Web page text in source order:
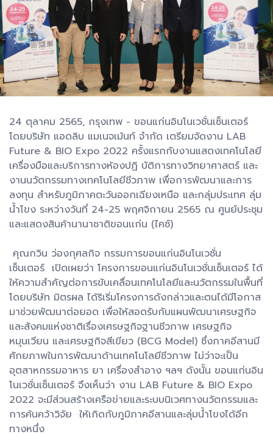
24 ตุลาคม 2565, กรุงเทพ - ขอนแก่นอินโนเวชั่นเซ็นเตอร์
โดยบริษัท แอดลิบ แมเนจเม้นท์ จำกัด เตรียมจัดงาน LAB
Future & BIO Expo 2022 ครั้งแรกกับงานแสดงเทคโนโลยี
เครื่องมือและบริการทางห้องปฏิ บัติการทางวิทยาศาสตร์ และ
งานนวัตกรรมทางเทคโนโลยีชีวภาพ เพื่อการพัฒนาและการ
ลงทุน สำหรับภูมิภาคตะวันออกเฉียงเหนือ และกลุ่มประเทศ ลุ่ม
น้ำโขง ระหว่างวันที่ 24-25 พฤศจิกายน 2565 ณ ศูนย์ประชุม
และแสดงสินค้านานาชาติขอนเเก่น (ไคซ์)
คุณกวิน ว่องกุศลกิจ กรรมการขอนแก่นอินโนเวชั่น
เซ็นเตอร์ เปิดเผยว่า โครงการขอนแก่นอินโนเวชั่นเซ็นเตอร์ ได้
ให้ความสำคัญต่อการขับเคลื่อนเทคโนโลยีและนวัตกรรมในพื้นที่
โดยบริษัท มิตรผล ได้ริเริ่มโครงการดังกล่าวและตนได้มีโอกาส
มาช่วยพัฒนาต่อยอด เพื่อให้สอดรับกับแผนพัฒนาเศรษฐกิจ
และสังคมแห่งชาติเรื่องเศรษฐกิจฐานชีวภาพ เศรษฐกิจ
หมุนเวียน และเศรษฐกิจสีเขียว (BCG Model) ซึ่งภาคอีสานมี
ศักยภาพในการพัฒนาด้านเทคโนโลยีชีวภาพ ไม่ว่าจะเป็น
อุตสาหกรรมอาหาร ยา เครื่องสำอาง ฯลฯ ดังนั้น ขอนแก่นอิน
โนเวชั่นเซ็นเตอร์ จึงเห็นว่า งาน LAB Future & BIO Expo
2022 จะมีส่วนสร้างเครือข่ายและระบบนิเวศทางนวัตกรรมและ
การค้นคว้าวิจัย ให้เกิดกับภูมิภาคอีสานและลุ่มน้ำโขงได้อีก
ทางหนึ่ง